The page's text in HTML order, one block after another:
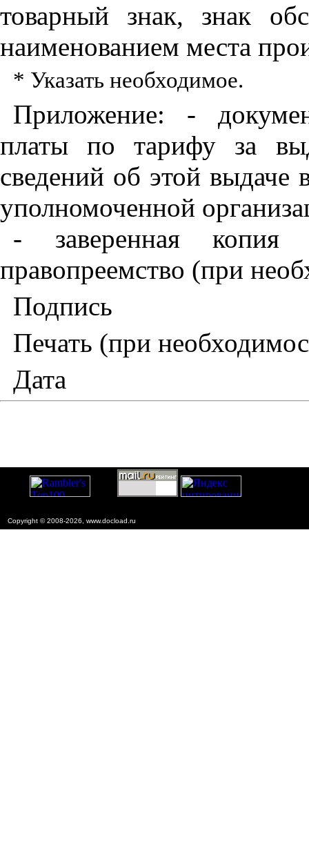
товарный знак, знак
наименованием места
* Указать необходимое.
Приложение: -
платы по тарифу за
сведений об этой выдаче
уполномоченной
- заверенная копия
правопреемство (при
Подпись
Печать (при
Дата
Copyright © 2008-2026, www.docload.ru